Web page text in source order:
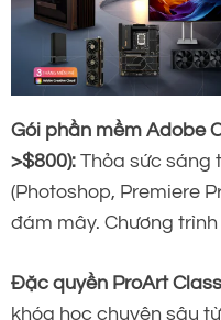
Gói phần mềm Adobe
>$800): Thỏa sức sáng
(Photoshop, Premiere
đám mây. Chương
Đặc quyền ProArt
khóa học chuyên sâu